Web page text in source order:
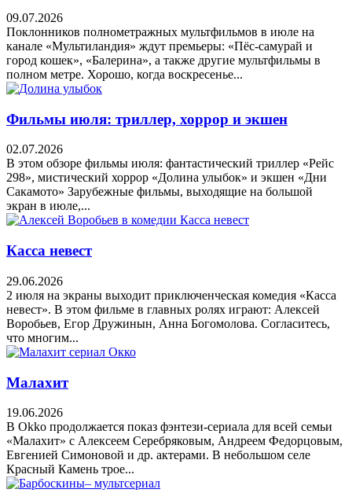
09.07.2026
Поклонников полнометражных мультфильмов в июле на
канале «Мультиландия» ждут премьеры: «Пёс-самурай и
город кошек», «Балерина», а также другие мультфильмы в
полном метре. Хорошо, когда воскресенье...
Фильмы июля: триллер, хоррор и экшен
02.07.2026
В этом обзоре фильмы июля: фантастический триллер «Рейс
298», мистический хоррор «Долина улыбок» и экшен «Дни
Сакамото» Зарубежные фильмы, выходящие на большой
экран в июле,...
Касса невест
29.06.2026
2 июля на экраны выходит приключенческая комедия «Касса
невест». В этом фильме в главных ролях играют: Алексей
Воробьев, Егор Дружинын, Анна Богомолова. Согласитесь,
что многим...
Малахит
19.06.2026
В Okko продолжается показ фэнтези-сериала для всей семьи
«Малахит» с Алексеем Серебряковым, Андреем Федорцовым,
Евгенией Симоновой и др. актерами. В небольшом селе
Красный Камень трое...